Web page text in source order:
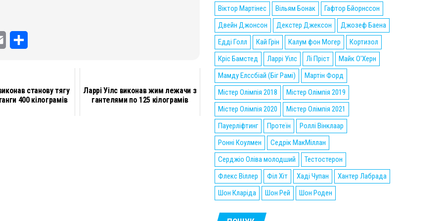
i
і
станову тягу
400 кілограмів
Ларрі Уілс виконав жим лежачи з
гантелями по 125 кілограмів
Віктор Мартінес
Вільям Бонак
Гафтор Бйорнссон
Двейн Джонсон
Декстер Джексон
Джозеф Баена
Едді Голл
Кай Грін Калум фон Могер
Кортизол
Кріс Бамстед
Ларрі Уілс Лі Пріст
Майк О'Херн
Мамду Елссбіай (Біг Рамі)
Мартін Форд
Містер Олімпія 2018
Містер Олімпія 2019
Містер Олімпія 2020
Містер Олімпія 2021
Пауерліфтинг
Протеїн
Роллі Вінклаар
Ронні Коулмен
Седрік МакМіллан
Серджіо Оліва молодший
Тестостерон
Флекс Віллер
Філ Хіт Хаді Чупан
Хантер Лабрада
Шон Кларіда
Шон Рей Шон Роден